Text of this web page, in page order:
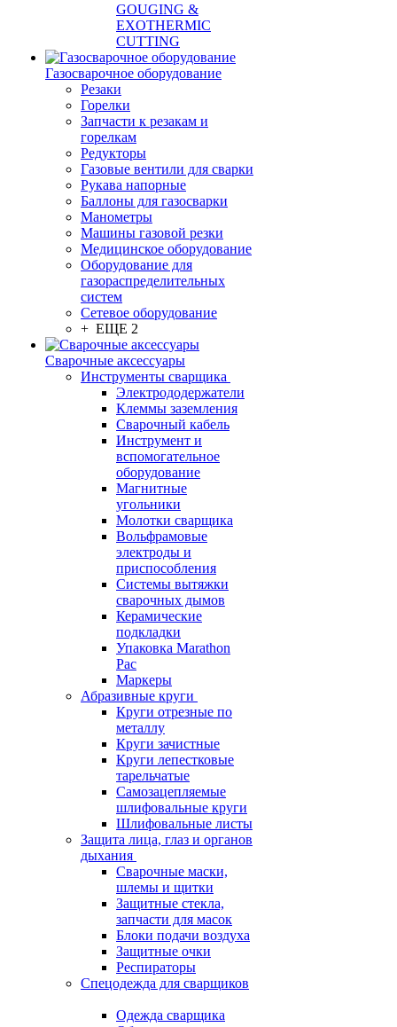
GOUGING &
EXOTHERMIC
CUTTING
Газосварочное оборудование
Резаки
Горелки
Запчасти к резакам и
горелкам
Редукторы
Газовые вентили для сварки
Рукава напорные
Баллоны для газосварки
Манометры
Машины газовой резки
Медицинское оборудование
Оборудование для
газораспределительных
систем
Сетевое оборудование
+ ЕЩЕ 2
Сварочные аксессуары
Инструменты сварщика
Электрододержатели
Клеммы заземления
Сварочный кабель
Инструмент и
вспомогательное
оборудование
Магнитные
угольники
Молотки сварщика
Вольфрамовые
электроды и
приспособления
Системы вытяжки
сварочных дымов
Керамические
подкладки
Упаковка Marathon
Pac
Маркеры
Абразивные круги
Круги отрезные по
металлу
Круги зачистные
Круги лепестковые
тарельчатые
Самозацепляемые
шлифовальные круги
Шлифовальные листы
Защита лица, глаз и органов
дыхания
Сварочные маски,
шлемы и щитки
Защитные стекла,
запчасти для масок
Блоки подачи воздуха
Защитные очки
Респираторы
Спецодежда для сварщиков
Одежда сварщика